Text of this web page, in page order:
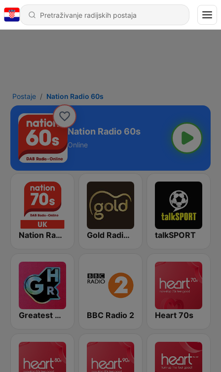
Postaje Nation Radio 60s
Nation Radio 60s
Online
Nation Radio 70s Gold Radio UK talkSPORT
Greatest Hits Radio BBC Radio 2 Heart 70s